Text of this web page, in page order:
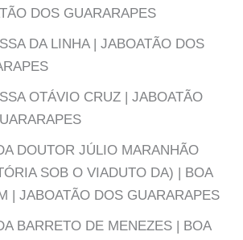
DOS GUARARAPES
DA LINHA | JABOATÃO DOS
OTÁVIO CRUZ | JABOATÃO
DOUTOR JÚLIO MARANHÃO
SOB O VIADUTO DA) | BOA
| JABOATÃO DOS GUARARAPES
BARRETO DE MENEZES | BOA